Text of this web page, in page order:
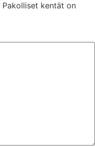
Pakolliset kentät on